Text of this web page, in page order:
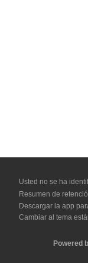
Usted no se ha
Resumen de
Descargar la app
Cambiar al tema
Powered